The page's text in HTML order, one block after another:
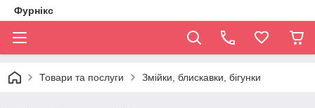
Фурнікс
Товари та послуги Змійки, блискавки, бігунки